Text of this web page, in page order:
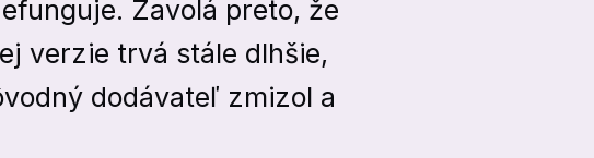
Zavolá preto, že
verzie trvá stále dlhšie,
dodávateľ zmizol a